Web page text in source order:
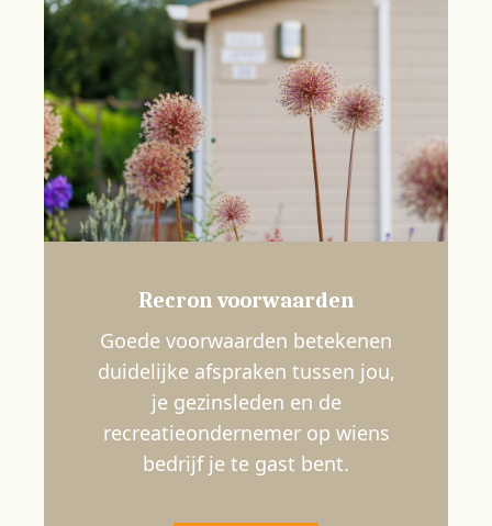
Recron voorwaarden
Goede voorwaarden betekenen
duidelijke afspraken tussen jou,
je gezinsleden en de
recreatieondernemer op wiens
bedrijf je te gast bent.